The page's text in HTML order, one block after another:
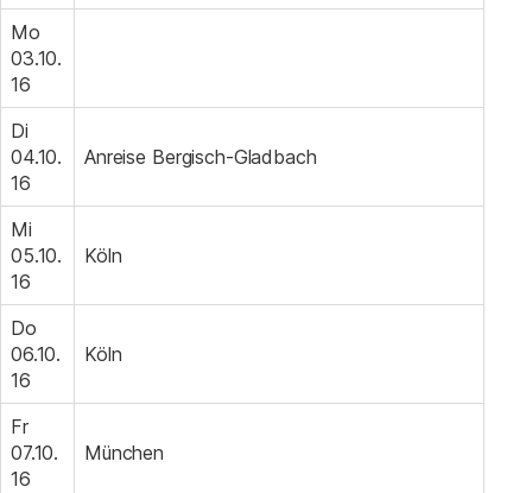
Mo
03.10.
16
Di
04.10.
16
Anreise Bergisch-Gladbach
Mi
05.10.
16
Köln
Do
06.10.
16
Köln
Fr
07.10.
16
München